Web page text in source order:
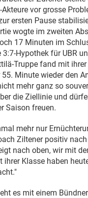
vor grosse
ersten Pause
wogte im zweiten
17 Minuten im
Hypothek für UBR
Truppe fand mit
Minute wieder den
mehr ganz so
die Ziellinie und
Saison freuen.
mehr nur
Ziltener positiv nach
nach oben, wir mit
ihrer Klasse haben
es mit einem